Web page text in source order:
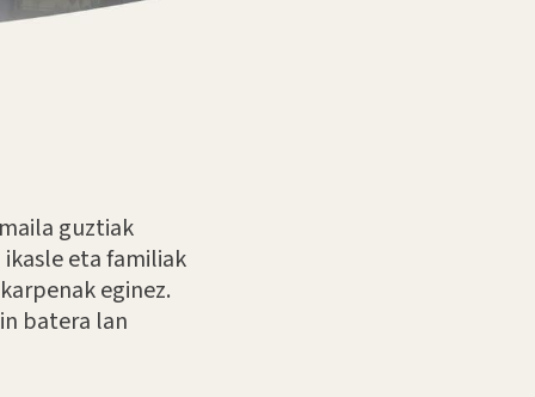
guztiak
eta familiak
eginez.
batera lan